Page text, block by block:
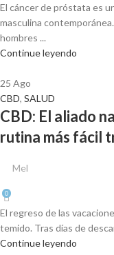
El cáncer de próstata es
masculina
hombres ...
Continue leyendo
25 Ago
CBD, SALUD
CBD: El aliado
rutina más fácil
Mel
0
El regreso de las
temido. Tras días de
Continue leyendo